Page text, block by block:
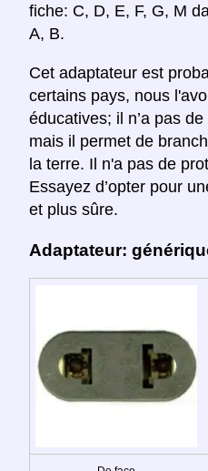
fiche: C, D, E, F, G, M
A, B.
Cet adaptateur est
certains pays, nous
éducatives; il n’a pas
mais il permet de
la terre. Il n'a pas de
Essayez d’opter pour
et plus sûre.
Adaptateur: